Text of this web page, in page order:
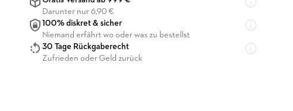
Darunter nur 6,90 €
100% diskret & sicher
Niemand erfährt wo oder was zu bestellst
30 Tage Rückgaberecht
Zufrieden oder Geld zurück